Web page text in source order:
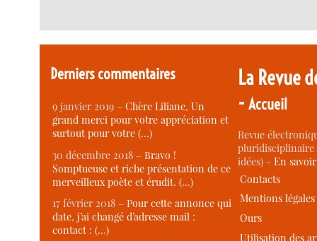
Derniers commentaires
9 janvier 2019 –Chère Liliane, Un
grand merci pour votre appréciation et
surtout pour votre (…)
30 décembre 2018 –Bravo !
Somptueuse et riche présentation de ce
merveilleux poète et érudit. (…)
17 février 2018 –Pour cette annonce qui
date, j’ai changé d’adresse mail :
contact : (…)
La Revue
-Accueil
Revue
idées) -En
Contacts
Mentions légales
Ours
Utilisation des